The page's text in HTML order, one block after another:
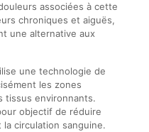
associées à cette
chroniques et aiguës,
une alternative aux
une technologie de
les zones
tissus environnants.
objectif de réduire
la circulation sanguine.